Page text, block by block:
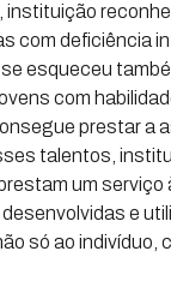
instituição
com deficiência
esqueceu
com
prestar a
talentos,
um serviço
e
só ao indivíduo,